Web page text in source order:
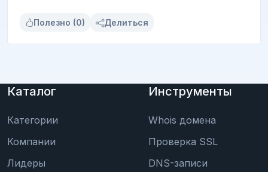
Полезно (0) Делиться
Каталог
Категории
Компании
Лидеры
Инструменты
Whois домена
Проверка SSL
DNS-записи